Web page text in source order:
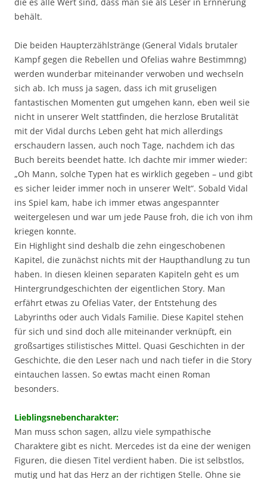
behält.
Die beiden Haupterzählstränge (General Vidals brutaler
Kampf gegen die Rebellen und Ofelias wahre Bestimmng)
werden wunderbar miteinander verwoben und wechseln
sich ab. Ich muss ja sagen, dass ich mit gruseligen
fantastischen Momenten gut umgehen kann, eben weil sie
nicht in unserer Welt stattfinden, die herzlose Brutalität
mit der Vidal durchs Leben geht hat mich allerdings
erschaudern lassen, auch noch Tage, nachdem ich das
Buch bereits beendet hatte. Ich dachte mir immer wieder:
„Oh Mann, solche Typen hat es wirklich gegeben – und gibt
es sicher leider immer noch in unserer Welt“. Sobald Vidal
ins Spiel kam, habe ich immer etwas angespannter
weitergelesen und war um jede Pause froh, die ich von ihm
kriegen konnte.
Ein Highlight sind deshalb die zehn eingeschobenen
Kapitel, die zunächst nichts mit der Haupthandlung zu tun
haben. In diesen kleinen separaten Kapiteln geht es um
Hintergrundgeschichten der eigentlichen Story. Man
erfährt etwas zu Ofelias Vater, der Entstehung des
Labyrinths oder auch Vidals Familie. Diese Kapitel stehen
für sich und sind doch alle miteinander verknüpft, ein
großsartiges stilistisches Mittel. Quasi Geschichten in der
Geschichte, die den Leser nach und nach tiefer in die Story
eintauchen lassen. So ewtas macht einen Roman
besonders.
Lieblingsnebencharakter:
Man muss schon sagen, allzu viele sympathische
Charaktere gibt es nicht. Mercedes ist da eine der wenigen
Figuren, die diesen Titel verdient haben. Die ist selbstlos,
mutig und hat das Herz an der richtigen Stelle. Ohne sie